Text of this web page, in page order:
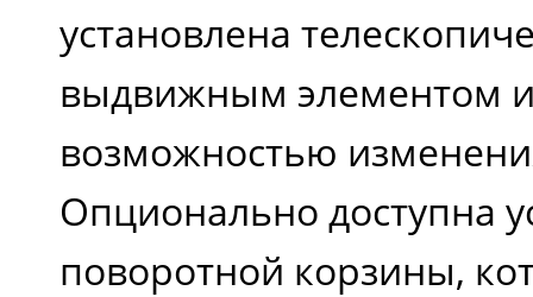
установлена
выдвижным элементом и
возможностью
Опционально доступна
поворотной корзины,